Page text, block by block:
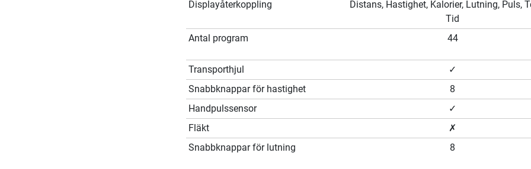
Displayåterkoppling
Distans, Hastighet, Kalorier, Lutning, Puls,
Tid
Antal program
44
Transporthjul
✓
Snabbknappar för hastighet
8
Handpulssensor
✓
Fläkt
✗
Snabbknappar för lutning
8